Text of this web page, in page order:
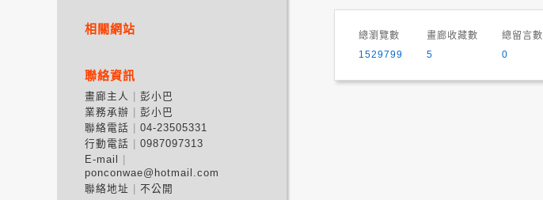
總瀏覽數
1529799
畫廊收藏數
5
總留言數
0
相關網站
聯絡資訊
畫廊主人
彭小巴
業務承辦
彭小巴
聯絡電話
04-23505331
行動電話
0987097313
E-mail
ponconwae@hotmail.com
聯絡地址
不公開